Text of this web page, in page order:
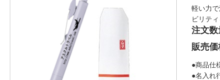
軽い力
ビリテ
注文数
販売価
●商品仕
●名入れ